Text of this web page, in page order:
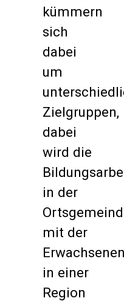
kümmern
sich
dabei
um
Zielgruppen,
dabei
wird die
in der
mit der
in einer
Region